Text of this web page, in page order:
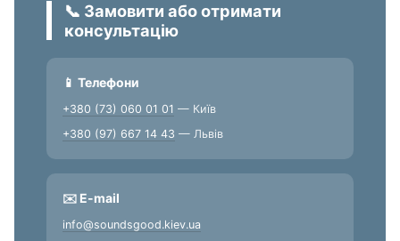
📞 Замовити або отримати
консультацію
📱 Телефони
+380 (73) 060 01 01 — Київ
+380 (97) 667 14 43 — Львів
✉️ E-mail
info@soundsgood.kiev.ua